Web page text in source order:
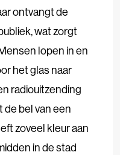
ontvangt de
wat zorgt
lopen in en
het glas naar
radiouitzending
bel van een
zoveel kleur aan
in de stad